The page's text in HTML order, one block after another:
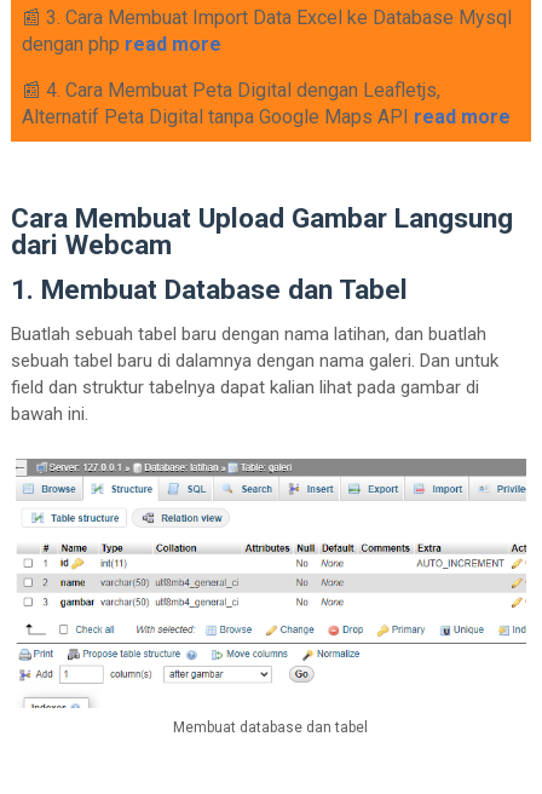
📰 3. Cara Membuat Import Data Excel ke Database Mysql
dengan php read more
📰 4. Cara Membuat Peta Digital dengan Leafletjs,
Alternatif Peta Digital tanpa Google Maps API read more
Cara Membuat Upload Gambar Langsung
dari Webcam
1. Membuat Database dan Tabel
Buatlah sebuah tabel baru dengan nama latihan, dan buatlah
sebuah tabel baru di dalamnya dengan nama galeri. Dan untuk
field dan struktur tabelnya dapat kalian lihat pada gambar di
bawah ini.
Membuat database dan tabel